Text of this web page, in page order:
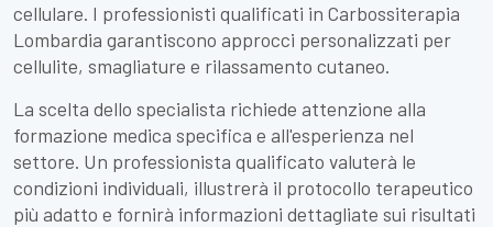
cellulare. I professionisti qualificati in Carbossiterapia
Lombardia garantiscono approcci personalizzati per
cellulite, smagliature e rilassamento cutaneo.
La scelta dello specialista richiede attenzione alla
formazione medica specifica e all'esperienza nel
settore. Un professionista qualificato valuterà le
condizioni individuali, illustrerà il protocollo terapeutico
più adatto e fornirà informazioni dettagliate sui risultati